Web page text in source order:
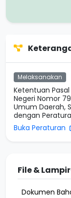
Melaksanakan
Ketentuan
Negeri Nomor
Umum Daerah,
dengan
Buka Peraturan
File &
Dokumen